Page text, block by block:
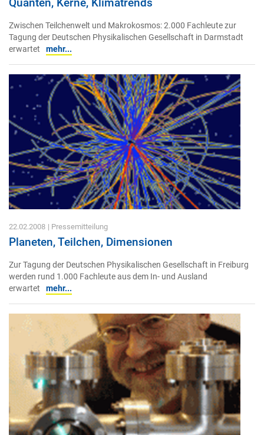
Zwischen Teilchenwelt und Makrokosmos: 2.000 Fachleute zur
Tagung der Deutschen Physikalischen Gesellschaft in Darmstadt
erwartet
mehr...
22.02.2008 | Pressemitteilung
Planeten, Teilchen, Dimensionen
Zur Tagung der Deutschen Physikalischen Gesellschaft in Freiburg
werden rund 1.000 Fachleute aus dem In- und Ausland
erwartet
mehr...